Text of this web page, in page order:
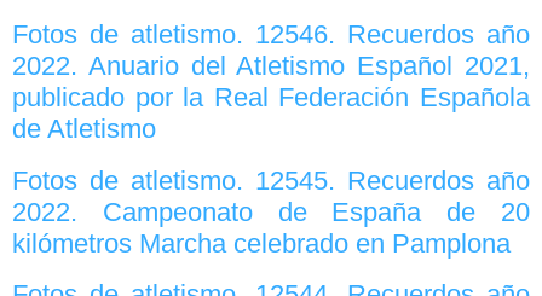
Fotos de atletismo. 12546. Recuerdos año
2022. Anuario del Atletismo Español 2021,
publicado por la Real Federación Española
de Atletismo
Fotos de atletismo. 12545. Recuerdos año
2022. Campeonato de España de 20
kilómetros Marcha celebrado en Pamplona